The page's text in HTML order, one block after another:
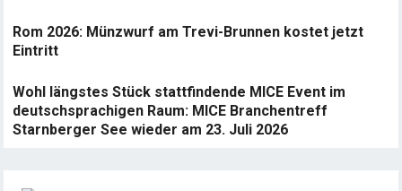
Rom 2026: Münzwurf am Trevi-Brunnen kostet jetzt
Eintritt
Wohl längstes Stück stattfindende MICE Event im
deutschsprachigen Raum: MICE Branchentreff
Starnberger See wieder am 23. Juli 2026